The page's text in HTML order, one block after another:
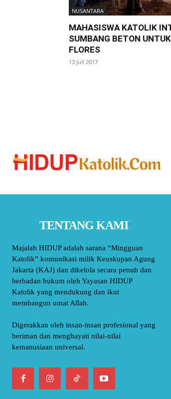
NUSANTARA
MAHASISWA KATOLIK
SUMBANG BETON
FLORES
13 Juli 2017
TENTANG KAMI
Majalah HIDUP adalah sarana “Mingguan
Katolik” komunikasi milik Keuskupan Agung
Jakarta (KAJ) dan dikelola secara penuh dan
berbadan hukum oleh Yayasan HIDUP
Katolik yang mendukung dan ikut
membangun umat Allah.
Digerakkan oleh insan-insan profesional yang
beriman dan menghayati nilai-nilai
kemanusiaan universal.